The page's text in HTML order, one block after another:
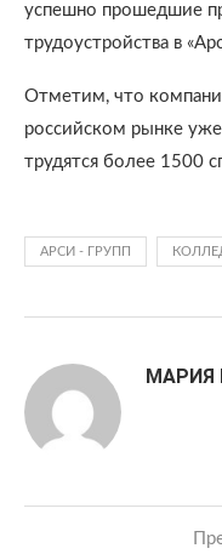
успешно прошедшие
трудоустройства в
Отметим, что
российском рынке
трудятся более 1500
АРСИ - ГРУПП
МАРИЯ